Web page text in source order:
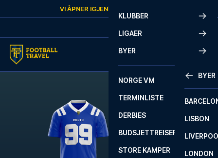
VI ÅPNER IGJEN
KLUBBER
LIGAER
BYER
BYER
LISBON
LONDON
NORGE VM
TERMINLISTE
DERBIES
BUDSJETTREISER
STORE KAMPER